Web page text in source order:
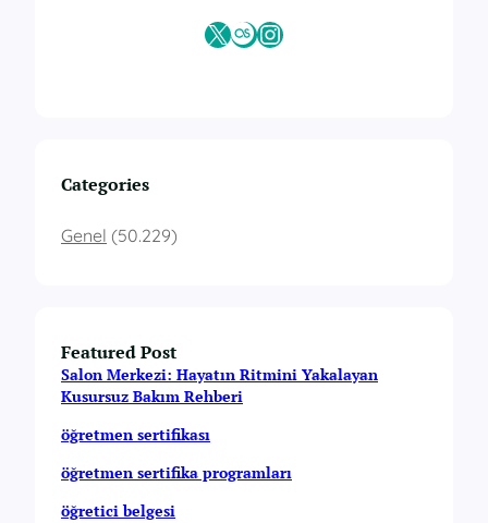
t
i
X Last.fmInstagram
Categories
Genel (50.229)
Featured Post
Salon Merkezi: Hayatın Ritmini Yakalayan
Kusursuz Bakım Rehberi
öğretmen sertifikası
öğretmen sertifika programları
öğretici belgesi